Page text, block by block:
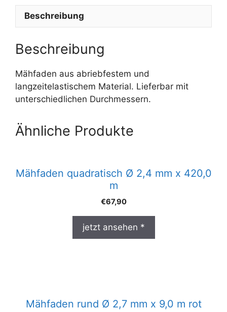
Beschreibung
Beschreibung
Mähfaden aus abriebfestem und
langzeitelastischem Material. Lieferbar mit
unterschiedlichen Durchmessern.
Ähnliche Produkte
Mähfaden quadratisch Ø 2,4 mm x 420,0
m
€67,90
jetzt ansehen *
Mähfaden rund Ø 2,7 mm x 9,0 m rot